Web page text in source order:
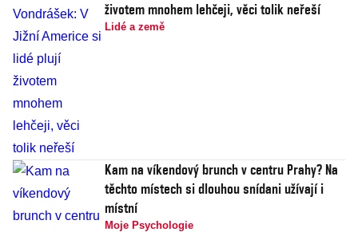
životem mnohem lehčeji, věci tolik neřeší
Lidé a země
Kam na víkendový brunch v centru Prahy? Na
těchto místech si dlouhou snídani užívají i
místní
Moje Psychologie